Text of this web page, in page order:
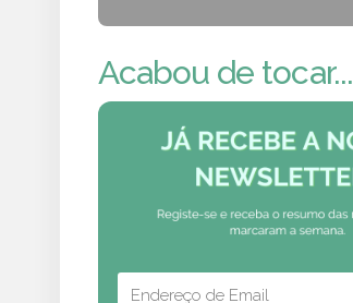
Acabou de tocar...